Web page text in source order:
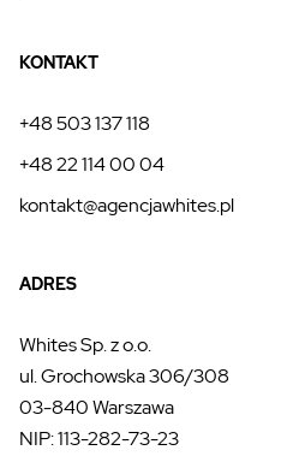
KONTAKT
+48 503 137 118
+48 22 114 00 04
kontakt@agencjawhites.pl
ADRES
Whites Sp. z o.o.
ul. Grochowska 306/308
03-840 Warszawa
NIP: 113-282-73-23